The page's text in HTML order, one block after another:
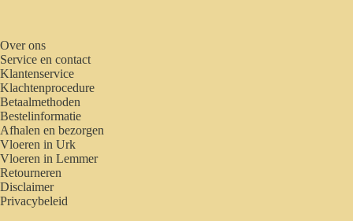
Over ons
Service en contact
Klantenservice
Klachtenprocedure
Betaalmethoden
Bestelinformatie
Afhalen en bezorgen
Vloeren in Urk
Vloeren in Lemmer
Retourneren
Disclaimer
Privacybeleid